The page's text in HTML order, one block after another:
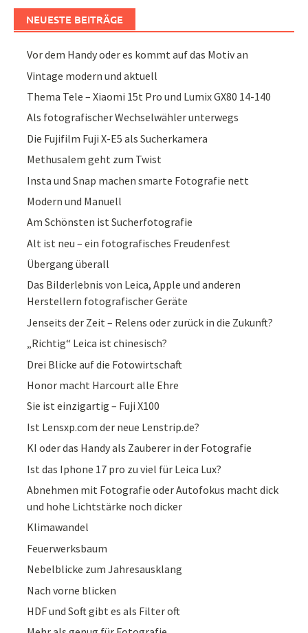
NEUESTE BEITRÄGE
Vor dem Handy oder es kommt auf das Motiv an
Vintage modern und aktuell
Thema Tele – Xiaomi 15t Pro und Lumix GX80 14-140
Als fotografischer Wechselwähler unterwegs
Die Fujifilm Fuji X-E5 als Sucherkamera
Methusalem geht zum Twist
Insta und Snap machen smarte Fotografie nett
Modern und Manuell
Am Schönsten ist Sucherfotografie
Alt ist neu – ein fotografisches Freudenfest
Übergang überall
Das Bilderlebnis von Leica, Apple und anderen
Herstellern fotografischer Geräte
Jenseits der Zeit – Relens oder zurück in die Zukunft?
„Richtig“ Leica ist chinesisch?
Drei Blicke auf die Fotowirtschaft
Honor macht Harcourt alle Ehre
Sie ist einzigartig – Fuji X100
Ist Lensxp.com der neue Lenstrip.de?
KI oder das Handy als Zauberer in der Fotografie
Ist das Iphone 17 pro zu viel für Leica Lux?
Abnehmen mit Fotografie oder Autofokus macht dick
und hohe Lichtstärke noch dicker
Klimawandel
Feuerwerksbaum
Nebelblicke zum Jahresausklang
Nach vorne blicken
HDF und Soft gibt es als Filter oft